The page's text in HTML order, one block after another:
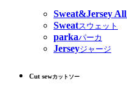
Sweat&Jersey All
Sweatスウェット
parkaパーカ
Jerseyジャージ
Cut sewカットソー